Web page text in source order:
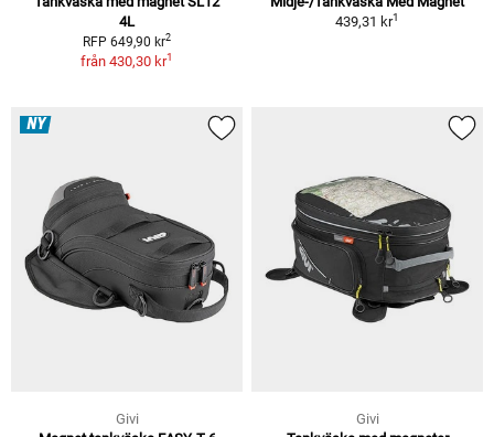
4L
RFP 649,90 kr2
från 430,30 kr1
439,31 kr1
NY
Givi
Givi